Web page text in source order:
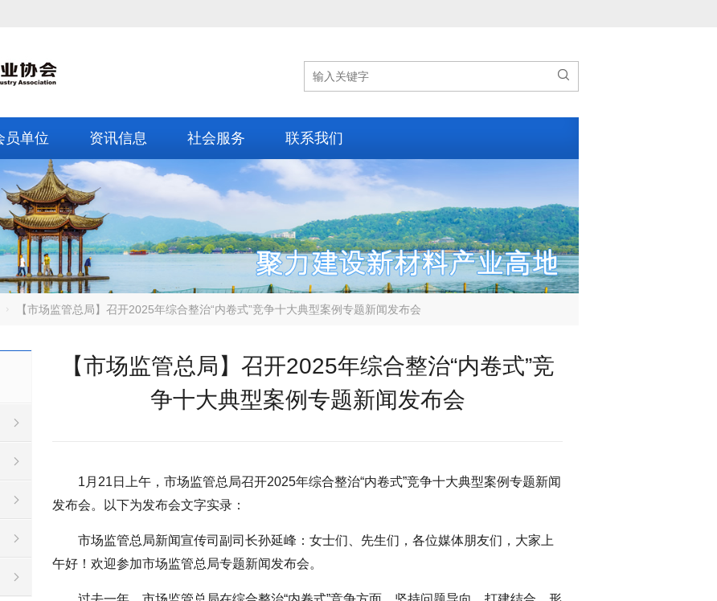

员单位 资讯信息 社会服务 联系我们
【市场监管总局】召开2025年综合整治“内卷式”竞争十大典型案例专题新闻发布会
【市场监管总局】召开2025年综合整治“内卷式”竞
争十大典型案例专题新闻发布会
1月21日上午，市场监管总局召开2025年综合整治“内卷式”竞争十大典型案例专题新闻
发布会。以下为发布会文字实录：
市场监管总局新闻宣传司副司长孙延峰：女士们、先生们，各位媒体朋友们，大家上
午好！欢迎参加市场监管总局专题新闻发布会。